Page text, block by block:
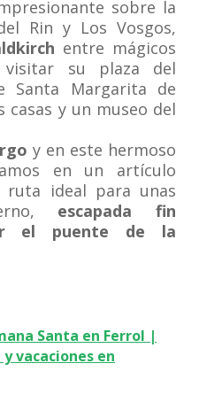
sobre la
Rin y Los Vosgos,
entre mágicos
visitar su plaza del
Santa Margarita de
y un museo del
y en este hermoso
en un artículo
ideal para unas
escapada fin
el puente de la
Santa en Ferrol |
vacaciones en